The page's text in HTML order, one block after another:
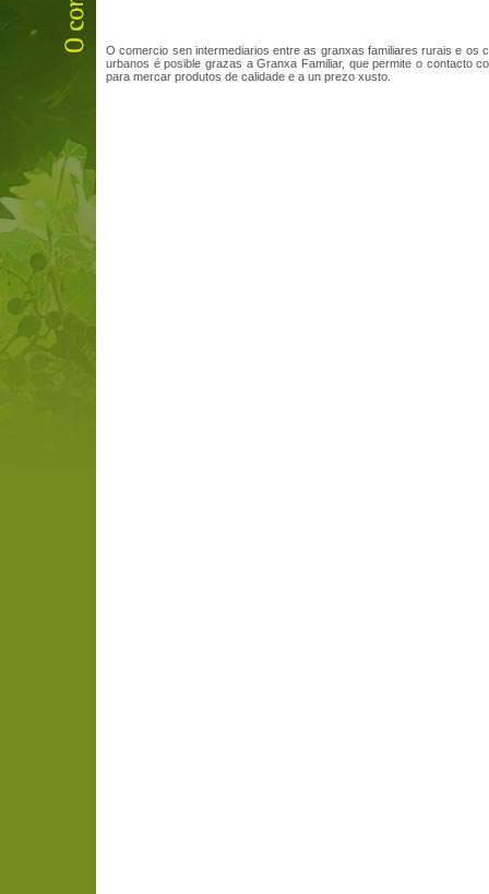
O comercio sen intermediarios entre as granxas familiares rurais e os
urbanos é posible grazas a Granxa Familiar, que permite o contacto
para mercar produtos de calidade e a un prezo xusto.